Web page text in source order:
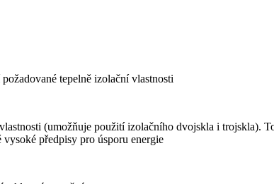
tepelně izolační vlastnosti
(umožňuje použití izolačního dvojskla i trojskla).
předpisy pro úsporu energie